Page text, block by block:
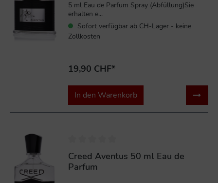
5 ml Eau de Parfum Spray (Abfüllung)Sie
erhalten e...
Sofort verfügbar ab CH-Lager - keine
Zollkosten
19,90 CHF*
In den Warenkorb
Creed Aventus 50 ml Eau de
Parfum